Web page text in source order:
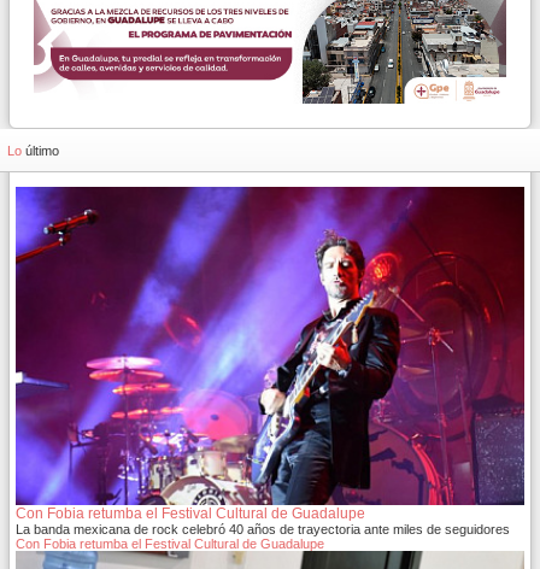
Lo último
Con Fobia retumba el Festival Cultural de Guadalupe
La banda mexicana de rock celebró 40 años de trayectoria ante miles de seguidores
Con Fobia retumba el Festival Cultural de Guadalupe